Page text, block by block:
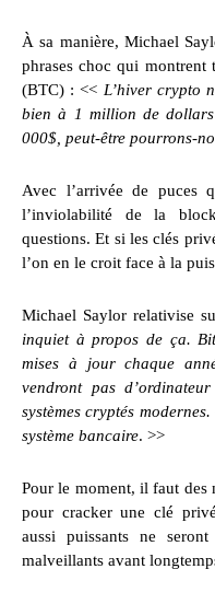
À sa manière, Michael
phrases choc qui
(BTC) : << L’hiver crypto
bien à 1 million de
000$, peut-être pourrons-
Avec l’arrivée de puces
l’inviolabilité de la
questions. Et si les clés
l’on en le croit face à la
Michael Saylor relativise
inquiet à propos de ça.
mises à jour chaque
vendront pas
systèmes cryptés
système bancaire. >>
Pour le moment, il faut des
pour cracker une clé
aussi puissants ne
malveillants avant